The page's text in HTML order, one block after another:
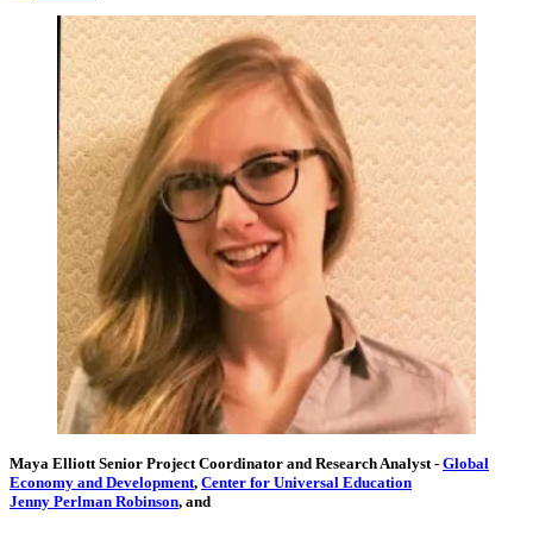
Maya Elliott Senior Project Coordinator and Research Analyst - Global
Economy and Development, Center for Universal Education
Jenny Perlman Robinson, and